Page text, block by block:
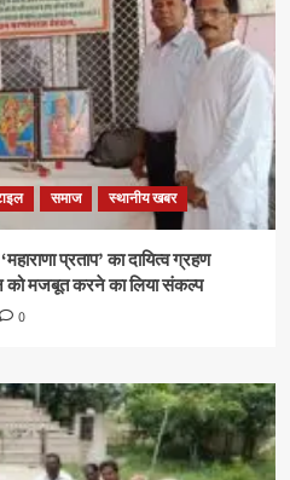
समाज स्थानीय खबर
प्रताप’ का दायित्व ग्रहण
को मजबूत करने का लिया संकल्प
0